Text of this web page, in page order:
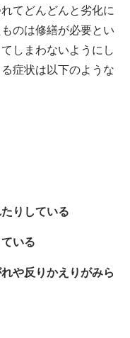
てどんどんと劣化に
のは修繕が必要とい
しまわないようにし
症状は以下のような
りしている
いる
や反りかえりがみら